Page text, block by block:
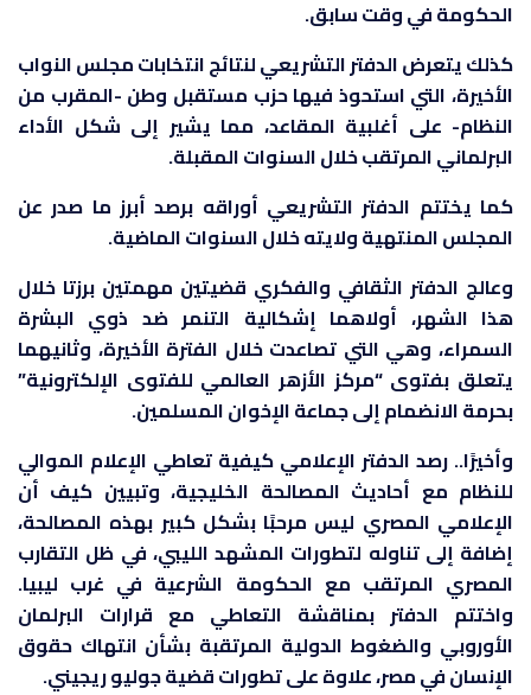
الحكومة في وقت سابق.
كذلك يتعرض الدفتر التشريعي لنتائج انتخابات مجلس النواب
الأخيرة، التي استحوذ فيها حزب مستقبل وطن -المقرب من
النظام- على أغلبية المقاعد، مما يشير إلى شكل الأداء
البرلماني المرتقب خلال السنوات المقبلة.
كما يختتم الدفتر التشريعي أوراقه برصد أبرز ما صدر عن
المجلس المنتهية ولايته خلال السنوات الماضية.
وعالج الدفتر الثقافي والفكري قضيتين مهمتين برزتا خلال
هذا الشهر، أولاهما إشكالية التنمر ضد ذوي البشرة
السمراء، وهي التي تصاعدت خلال الفترة الأخيرة، وثانيهما
يتعلق بفتوى “مركز الأزهر العالمي للفتوى الإلكترونية”
بحرمة الانضمام إلى جماعة الإخوان المسلمين.
وأخيرًا.. رصد الدفتر الإعلامي كيفية تعاطي الإعلام الموالي
للنظام مع أحاديث المصالحة الخليجية، وتبيين كيف أن
الإعلامي المصري ليس مرحبًا بشكل كبير بهذه المصالحة،
إضافة إلى تناوله لتطورات المشهد الليبي، في ظل التقارب
المصري المرتقب مع الحكومة الشرعية في غرب ليبيا.
واختتم الدفتر بمناقشة التعاطي مع قرارات البرلمان
الأوروبي والضغوط الدولية المرتقبة بشأن انتهاك حقوق
الإنسان في مصر، علاوة على تطورات قضية جوليو ريجيني.